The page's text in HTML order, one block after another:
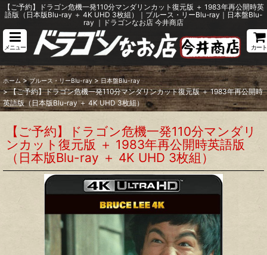
【ご予約】ドラゴン危機一発110分マンダリンカット復元版 ＋ 1983年再公開時英
語版（日本版Blu-ray ＋ 4K UHD 3枚組）｜ブルース・リーBlu-ray｜日本盤Blu-
ray ｜ドラゴンなお店 今井商店
メニュー カート
ホーム > ブルース・リーBlu-ray > 日本盤Blu-ray
> 【ご予約】ドラゴン危機一発110分マンダリンカット復元版 ＋ 1983年再公開時
英語版（日本版Blu-ray ＋ 4K UHD 3枚組）
【ご予約】ドラゴン危機一発110分マンダリ
ンカット復元版 ＋ 1983年再公開時英語版
（日本版Blu-ray ＋ 4K UHD 3枚組）